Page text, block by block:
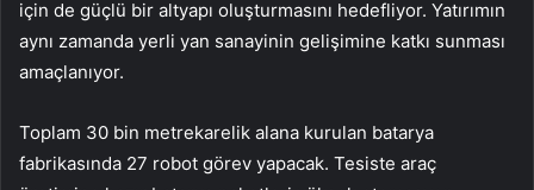
için de güçlü bir altyapı oluşturmasını hedefliyor. Yatırımın
aynı zamanda yerli yan sanayinin gelişimine katkı sunması
amaçlanıyor.
Toplam 30 bin metrekarelik alana kurulan batarya
fabrikasında 27 robot görev yapacak. Tesiste araç